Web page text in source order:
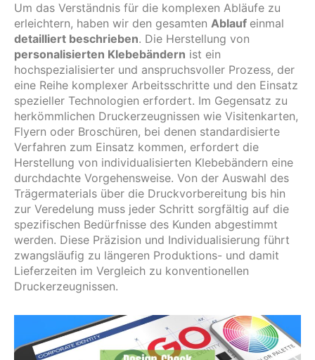
Um das Verständnis für die komplexen Abläufe zu
erleichtern, haben wir den gesamten Ablauf einmal
detailliert beschrieben. Die Herstellung von
personalisierten Klebebändern ist ein
hochspezialisierter und anspruchsvoller Prozess, der
eine Reihe komplexer Arbeitsschritte und den Einsatz
spezieller Technologien erfordert. Im Gegensatz zu
herkömmlichen Druckerzeugnissen wie Visitenkarten,
Flyern oder Broschüren, bei denen standardisierte
Verfahren zum Einsatz kommen, erfordert die
Herstellung von individualisierten Klebebändern eine
durchdachte Vorgehensweise. Von der Auswahl des
Trägermaterials über die Druckvorbereitung bis hin
zur Veredelung muss jeder Schritt sorgfältig auf die
spezifischen Bedürfnisse des Kunden abgestimmt
werden. Diese Präzision und Individualisierung führt
zwangsläufig zu längeren Produktions- und damit
Lieferzeiten im Vergleich zu konventionellen
Druckerzeugnissen.